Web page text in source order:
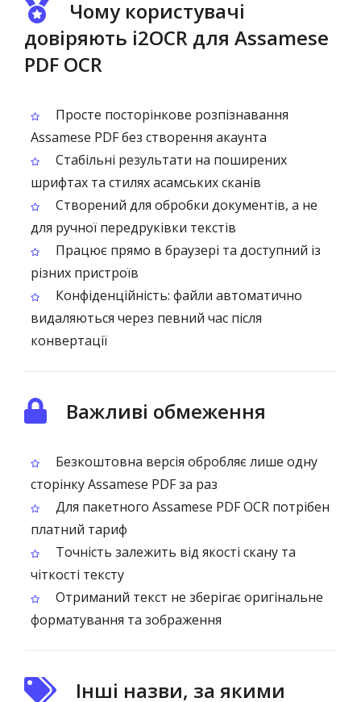
Чому користувачі
довіряють i2OCR для Assamese
PDF OCR
Просте посторінкове розпізнавання
Assamese PDF без створення акаунта
Стабільні результати на поширених
шрифтах та стилях асамських сканів
Створений для обробки документів, а не
для ручної передруківки текстів
Працює прямо в браузері та доступний із
різних пристроїв
Конфіденційність: файли автоматично
видаляються через певний час після
конвертації
Важливі обмеження
Безкоштовна версія обробляє лише одну
сторінку Assamese PDF за раз
Для пакетного Assamese PDF OCR потрібен
платний тариф
Точність залежить від якості скану та
чіткості тексту
Отриманий текст не зберігає оригінальне
форматування та зображення
Інші назви, за якими